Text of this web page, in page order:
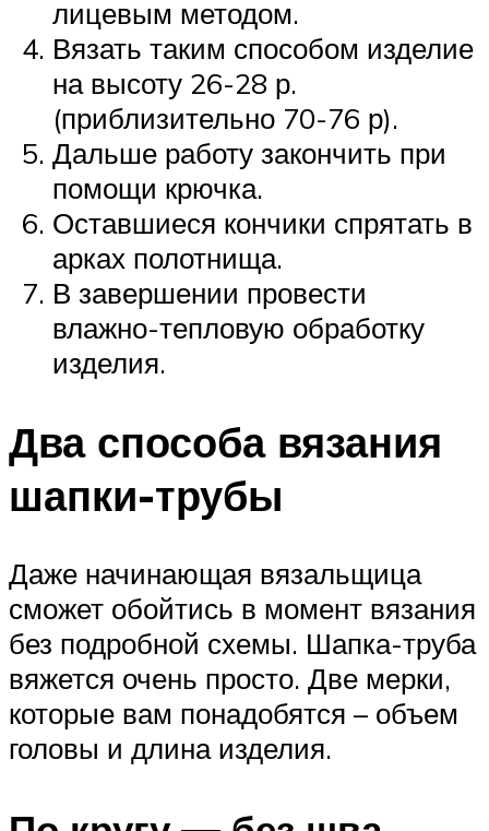
лицевым методом.
Вязать таким способом изделие
на высоту 26-28 р.
(приблизительно 70-76 р).
Дальше работу закончить при
помощи крючка.
Оставшиеся кончики спрятать в
арках полотнища.
В завершении провести
влажно-тепловую обработку
изделия.
Два способа вязания
шапки-трубы
Даже начинающая вязальщица
сможет обойтись в момент вязания
без подробной схемы. Шапка-труба
вяжется очень просто. Две мерки,
которые вам понадобятся – объем
головы и длина изделия.